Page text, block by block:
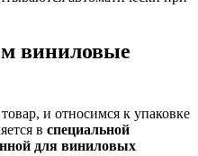
виниловые
и относимся к упаковке
в специальной
для виниловых